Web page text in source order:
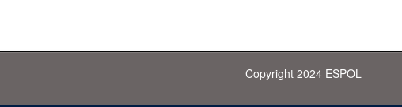
Copyright 2024 ESPOL